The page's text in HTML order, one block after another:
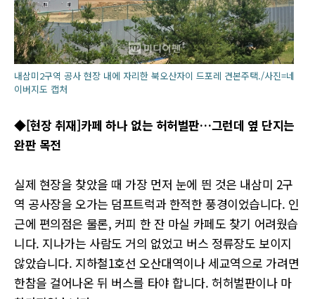
내삼미2구역 공사 현장 내에 자리한 북오산자이 드포레 견본주택./사진=네
이버지도 캡처
◆[현장 취재]카페 하나 없는 허허벌판…그런데 옆 단지는
완판 목전
실제 현장을 찾았을 때 가장 먼저 눈에 띈 것은 내삼미 2구
역 공사장을 오가는 덤프트럭과 한적한 풍경이었습니다. 인
근에 편의점은 물론, 커피 한 잔 마실 카페도 찾기 어려웠습
니다. 지나가는 사람도 거의 없었고 버스 정류장도 보이지
않았습니다. 지하철1호선 오산대역이나 세교역으로 가려면
한참을 걸어나온 뒤 버스를 타야 합니다. 허허벌판이나 마